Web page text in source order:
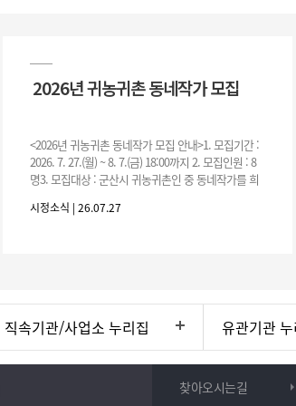
2026년 귀농귀촌 동네작가 모집
<2026년 귀농귀촌 동네작가 모집 안내>1. 모집기간 :
2026. 7. 27.(월) ~ 8. 7.(금) 18:00까지 2. 모집인원 : 8
명3. 모집대상 : 군산시 귀농귀촌인 중 동네작가를 희
시정소식 | 26.07.27
직속기관/사업소 누리집 유관기관
찾아오시는길